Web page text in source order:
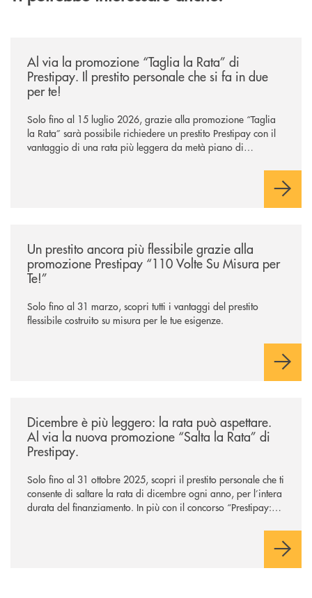
Al via la promozione “Taglia la Rata” di
Prestipay. Il prestito personale che si fa in due
per te!
Solo fino al 15 luglio 2026, grazie alla promozione “Taglia
la Rata” sarà possibile richiedere un prestito Prestipay con il
vantaggio di una rata più leggera da metà piano di
Un prestito ancora più flessibile grazie alla
promozione Prestipay “110 Volte Su Misura per
Te!”
Solo fino al 31 marzo, scopri tutti i vantaggi del prestito
flessibile costruito su misura per le tue esigenze.
Dicembre è più leggero: la rata può aspettare.
Al via la nuova promozione “Salta la Rata” di
Prestipay.
Solo fino al 31 ottobre 2025, scopri il prestito personale che ti
consente di saltare la rata di dicembre ogni anno, per l’intera
durata del finanziamento. In più con il concorso “Prestipay: la